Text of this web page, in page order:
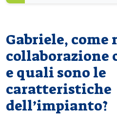
Gabriele, come
collaborazione
e quali sono le
caratteristiche
dell’impianto?